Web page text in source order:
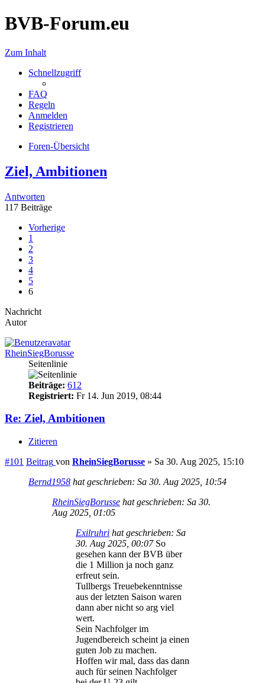
BVB-Forum.eu
Zum Inhalt
Schnellzugriff
FAQ
Regeln
Anmelden
Registrieren
Foren-Übersicht
Ziel, Ambitionen
Antworten
117 Beiträge
Vorherige
1
2
3
4
5
6
Nachricht
Autor
RheinSiegBorusse
Seitenlinie
Beiträge: 612
Registriert: Fr 14. Jun 2019, 08:44
Re: Ziel, Ambitionen
Zitieren
#101 Beitrag von RheinSiegBorusse » Sa 30. Aug 2025, 15:10
Bernd1958 hat geschrieben: Sa 30. Aug 2025, 10:54
RheinSiegBorusse hat geschrieben: Sa 30.
Aug 2025, 01:05
Exilruhri hat geschrieben: Sa
30. Aug 2025, 00:07So
gesehen kann der BVB über
die 1 Million ja noch ganz
erfreut sein.
Tullbergs Treuebekenntnisse
aus der letzten Saison waren
dann aber nicht so arg viel
wert.
Sein Nachfolger im
Jugendbereich scheint ja einen
guten Job zu machen.
Hoffen wir mal, dass das dann
auch für seinen Nachfolger